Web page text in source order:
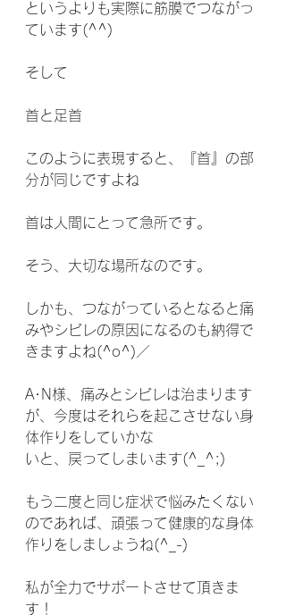
というよりも実際に筋膜でつながっ
ています(^^)
そして
首と足首
このように表現すると、『首』の部
分が同じですよね
首は人間にとって急所です。
そう、大切な場所なのです。
しかも、つながっているとなると痛
みやシビレの原因になるのも納得で
きますよね(^o^)／
A･N様、痛みとシビレは治まります
が、今度はそれらを起こさせない身
体作りをしていかな
いと、戻ってしまいます(^_^;)
もう二度と同じ症状で悩みたくない
のであれば、頑張って健康的な身体
作りをしましょうね(^_-)
私が全力でサポートさせて頂きま
す！